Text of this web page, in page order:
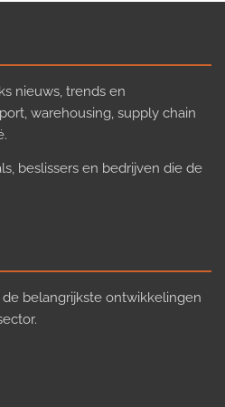
nieuws, trends en
warehousing, supply chain
beslissers en bedrijven die de
belangrijkste ontwikkelingen